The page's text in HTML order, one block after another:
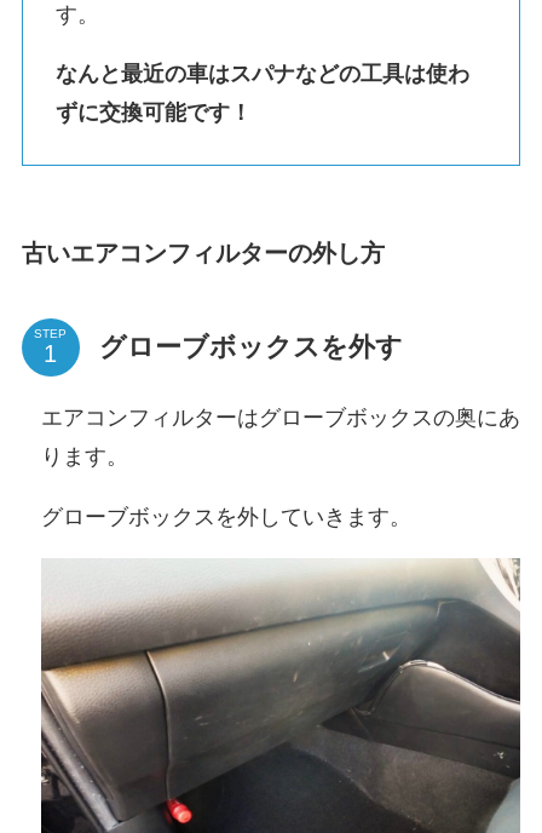
す。
なんと最近の車はスパナなどの工具は使わ
ずに交換可能です！
古いエアコンフィルターの外し方
STEP グローブボックスを外す
エアコンフィルターはグローブボックスの奥にあ
ります。
グローブボックスを外していきます。